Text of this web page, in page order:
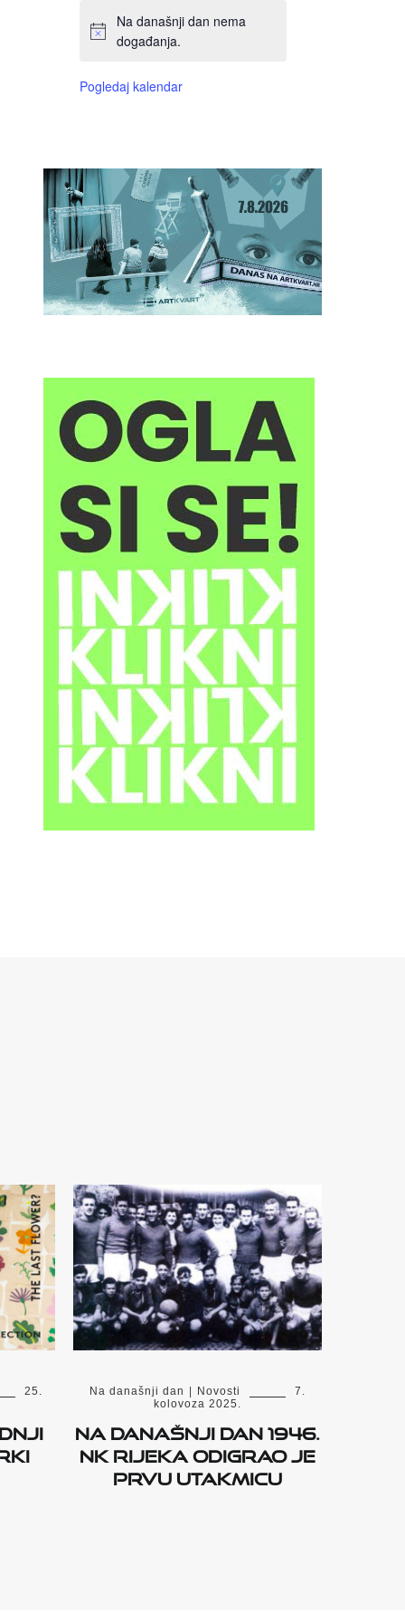
Na današnji dan nema
događanja.
Pogledaj kalendar
25.
Na današnji dan Novosti
7.
kolovoza 2025.
Na današnji dan 1946.
NK Rijeka odigrao je
prvu utakmicu